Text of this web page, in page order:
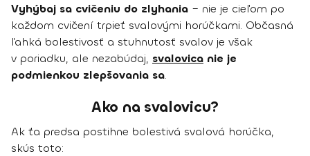
Vyhýbaj sa cvičeniu do zlyhania – nie je cieľom po
každom cvičení trpieť svalovými horúčkami. Občasná
ľahká bolestivosť a stuhnutosť svalov je však
v poriadku, ale nezabúdaj, svalovica nie je
podmienkou zlepšovania sa.
Ako na svalovicu?
Ak ťa predsa postihne bolestivá svalová horúčka,
skús toto: